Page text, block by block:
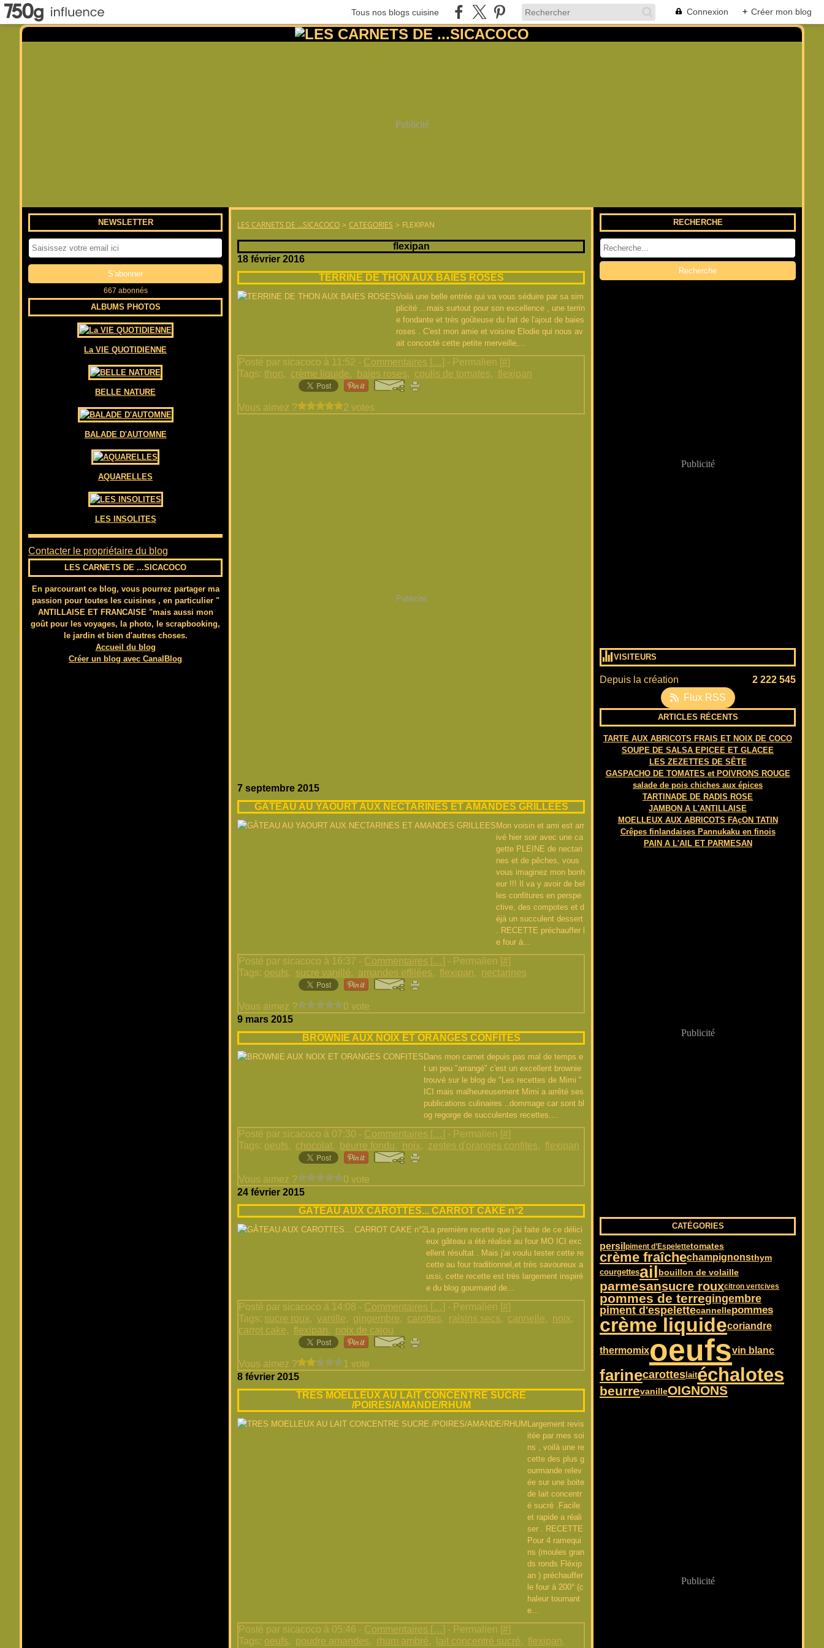
Tous nos blogs cuisine Connexion + Créer mon blog
Publicité
NEWSLETTER
667 abonnés
ALBUMS PHOTOS
La VIE QUOTIDIENNE
BELLE NATURE
BALADE D'AUTOMNE
AQUARELLES
LES INSOLITES
Contacter le propriétaire du blog
LES CARNETS DE ...SICACOCO
En parcourant ce blog, vous pourrez partager ma
passion pour toutes les cuisines , en particulier "
ANTILLAISE ET FRANCAISE "mais aussi mon
goût pour les voyages, la photo, le scrapbooking,
le jardin et bien d'autres choses.
Accueil du blog
Créer un blog avec CanalBlog
LES CARNETS DE ...SICACOCO > CATEGORIES > FLEXIPAN
flexipan
18 février 2016
TERRINE DE THON AUX BAIES ROSES
Voilà une belle entrée qui va vous séduire par sa sim
plicité ...mais surtout pour son excellence , une terrin
e fondante et très goûteuse du fait de l'ajout de baies
roses . C'est mon amie et voisine Elodie qui nous av
ait concocté cette petite merveille,...
Posté par sicacoco à 11:52 - Commentaires […] - Permalien [#]
Tags:thon, crème liquide, baies roses, coulis de tomates,flexipan
Vous aimez ? 2 votes
Publicité
7 septembre 2015
GÂTEAU AU YAOURT AUX NECTARINES ET AMANDES GRILLEES
Mon voisin et ami est arr
ivé hier soir avec une ca
gette PLEINE de nectari
nes et de pêches, vous
vous imaginez mon bonh
eur !!! Il va y avoir de bel
les confitures en perspe
ctive, des compotes et d
éjà un succulent dessert
. RECETTE préchauffer l
e four à...
Posté par sicacoco à 16:37 - Commentaires […] - Permalien [#]
Tags: oeufs, sucre vanillé, amandes effilées,flexipan, nectarines
Vous aimez ?
0 vote
9 mars 2015
BROWNIE AUX NOIX ET ORANGES CONFITES
Dans mon carnet depuis pas mal de temps e
t un peu "arrangé" c'est un excellent brownie
trouvé sur le blog de "Les recettes de Mimi "
ICI mais malheureusement Mimi a arrêté ses
publications culinaires ..dommage car sont bl
og regorge de succulentes recettes....
Posté par sicacoco à 07:30 - Commentaires […] - Permalien [#]
Tags: oeufs, chocolat, beurre fondu, noix, zestes d'oranges confites,flexipan
Vous aimez ?
0 vote
24 février 2015
GÂTEAU AUX CAROTTES... CARROT CAKE n°2
La première recette que j'ai faite de ce délici
eux gâteau a été réalisé au four MO ICI exc
ellent résultat . Mais j'ai voulu tester cette re
cette au four traditionnel,et très savoureux a
ussi, cette recette est très largement inspiré
e du blog gourmand de...
Posté par sicacoco à 14:08 - Commentaires […] - Permalien [#]
Tags: sucre roux,vanille, gingembre, carottes, raisins secs, cannelle, noix,
carrot cake,flexipan, noix de cajou
Vous aimez ?
1 vote
8 février 2015
TRES MOELLEUX AU LAIT CONCENTRE SUCRE
/POIRES/AMANDE/RHUM
Largement revis
itée par mes soi
ns , voilà une re
cette des plus g
ourmande relev
ée sur une boite
de lait concentr
é sucré .Facile
et rapide a réali
ser . RECETTE
Pour 4 ramequi
ns (moules gran
ds ronds Fléxip
an ) préchauffer
le four à 200° (c
haleur tournant
e...
Posté par sicacoco à 05:46 - Commentaires […] - Permalien [#]
Tags: oeufs, poudre amandes, rhum ambré, lait concentré sucré,flexipan,
RECHERCHE
Publicité
VISITEURS
Depuis la création
2 222 545
Flux RSS
ARTICLES RÉCENTS
TARTE AUX ABRICOTS FRAIS ET NOIX DE COCO
SOUPE DE SALSA EPICEE ET GLACEE
LES ZEZETTES DE SÊTE
GASPACHO DE TOMATES et POIVRONS ROUGE
salade de pois chiches aux épices
TARTINADE DE RADIS ROSE
JAMBON A L'ANTILLAISE
MOELLEUX AUX ABRICOTS FAçON TATIN
Crêpes finlandaises Pannukaku en finois
PAIN A L'AIL ET PARMESAN
Publicité
CATÉGORIES
persil piment d’Espelettetomates
crème fraîchechampignonsthym
courgettesailbouillon de volaille
parmesansucre rouxcitron vertcives
pommes de terregingembre
piment d'espelettecannellepommes
crème liquidecoriandre
thermomixoeufsvin blanc
farinecarottes laitéchalotes
beurrevanilleOIGNONS
Publicité